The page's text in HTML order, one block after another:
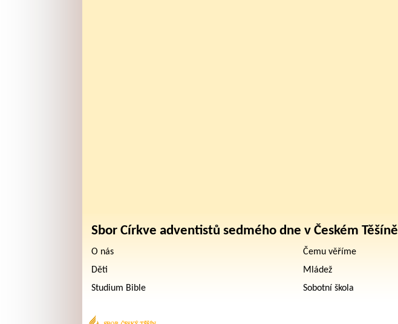
Sbor Církve adventistů sedmého dne v Českém Těšíně
O nás Čemu věříme
Děti
Mládež
Studium Bible
Sobotní škola